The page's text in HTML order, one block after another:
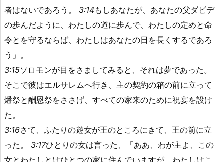
者はないであろう。 3:14 もしあなたが、あなたの父ダビデ
の歩んだように、わたしの道に歩んで、わたしの定めと命
令とを守るならば、わたしはあなたの日を長くするであろ
う」。
3:15ソロモンが目をさましてみると、それは夢であった。
そこで彼はエルサレムへ行き、主の契約の箱の前に立って
燔祭と酬恩祭をささげ、すべての家来のために祝宴を設け
た。
3:16さて、ふたりの遊女が王のところにきて、王の前に立
った。 3:17ひとりの女は言った、「ああ、わが主よ、この
女とわたしとはひとつの家に住んでいますが、わたしはこ